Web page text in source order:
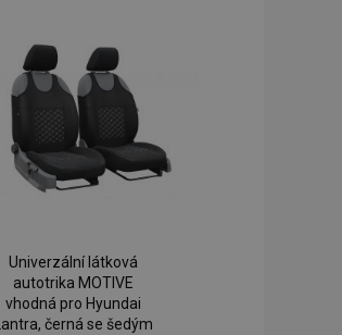
Univerzální látková
autotrika MOTIVE
vhodná pro Hyundai
Lantra, černá se šedým